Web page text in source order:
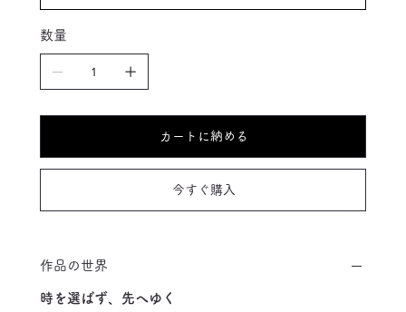
数量
カートに納める
今すぐ購入
作品の世界
時を選ばず、先へゆく